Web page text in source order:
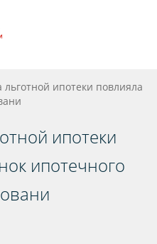
льготной ипотеки повлияла
ипотеки
ипотечного